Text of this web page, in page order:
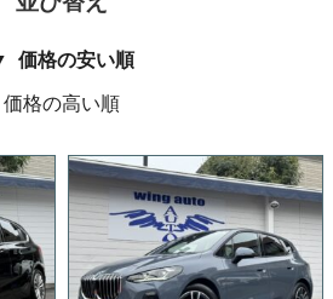
価格の安い順
価格の高い順